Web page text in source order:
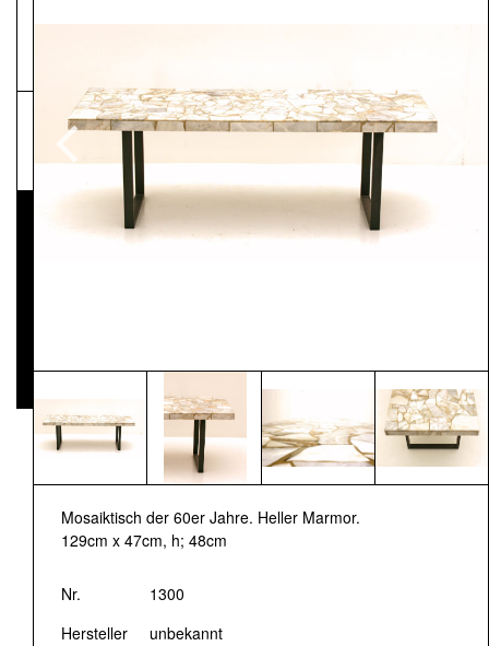
Mosaiktisch der 60er Jahre. Heller Marmor.
129cm x 47cm, h; 48cm
Nr.
1300
Hersteller
unbekannt
Pressematerial